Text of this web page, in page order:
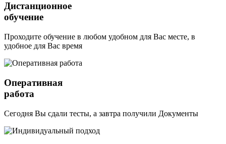
Дистанционное
обучение
Проходите обучение в любом удобном для Вас месте, в
удобное для Вас время
Оперативная
работа
Сегодня Вы сдали тесты, а завтра получили Документы